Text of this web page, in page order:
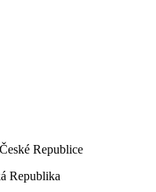
Republice
Republika